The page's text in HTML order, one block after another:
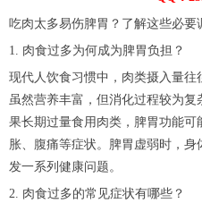
吃肉太多易伤脾胃？了解这些必要
1. 肉食过多为何成为脾胃负担？
现代人饮食习惯中，肉类摄入量往
虽然营养丰富，但消化过程较为
果长期过量食用肉类，脾胃功能
胀、腹痛等症状。脾胃虚弱时，身
发一系列健康问题。
2. 肉食过多的常见症状有哪些？